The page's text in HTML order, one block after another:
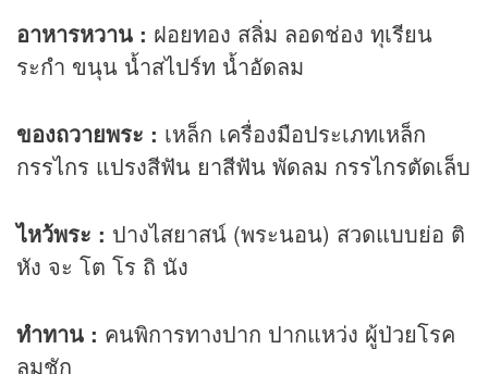
อาหารหวาน : ฝอยทอง สลิ่ม ลอดช่อง ทุเรียน
ระกำ ขนุน น้ำสไปร์ท น้ำอัดลม
ของถวายพระ : เหล็ก เครื่องมือประเภทเหล็ก
กรรไกร แปรงสีฟัน ยาสีฟัน พัดลม กรรไกรตัดเล็บ
ไหว้พระ : ปางไสยาสน์ (พระนอน) สวดแบบย่อ ติ
หัง จะ โต โร ถิ นัง
ทำทาน : คนพิการทางปาก ปากแหว่ง ผู้ป่วยโรค
ลมชัก